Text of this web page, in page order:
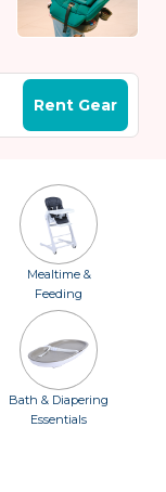
Rent Gear
Mealtime &
Feeding
Bath & Diapering
Essentials